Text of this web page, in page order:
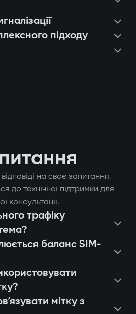
GPS;
при спробі
запуску;
застосунок Gazer
двигуна;
подій та спроб
вудки»
мітки з
яку неможливо
автомобіль з
дистанційно;
спрацьовування
сповіщення та
підбір оптимальної
підходу
на своє запитання,
до технічної підтримки для
консультації.
трафіку
баланс SIM-
мітку з